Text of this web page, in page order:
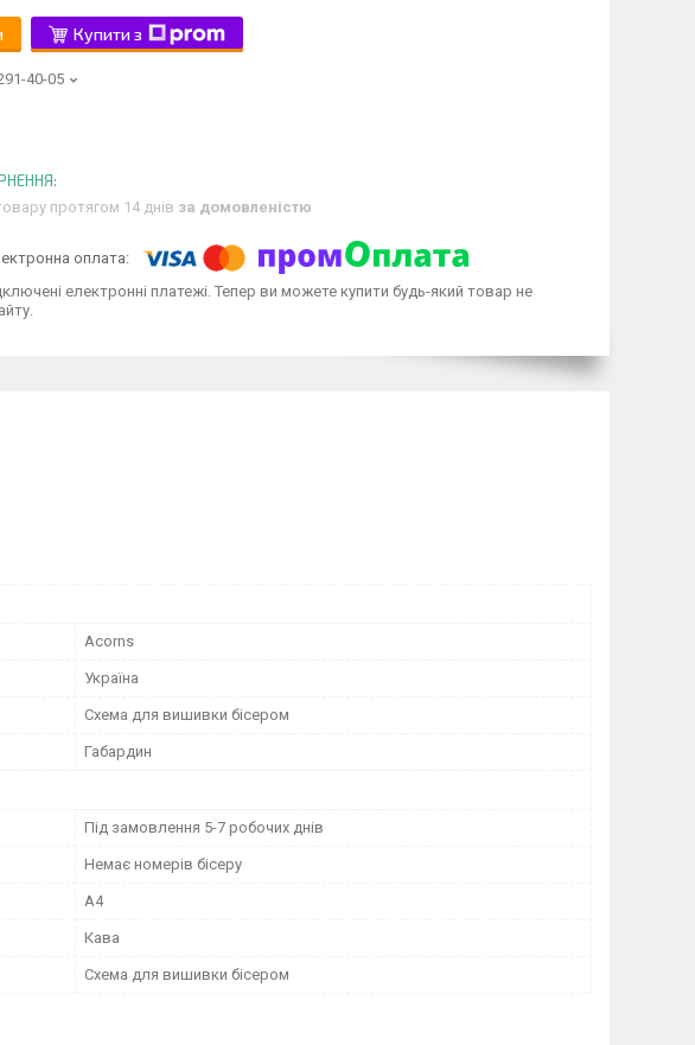
Купити з
40-05
протягом 14 днів за домовленістю
електронні платежі. Тепер ви можете купити будь-який товар не
Acorns
Україна
Схема для вишивки бісером
Габардин
Під замовлення 5-7 робочих днів
Немає номерів бісеру
А4
Кава
Схема для вишивки бісером